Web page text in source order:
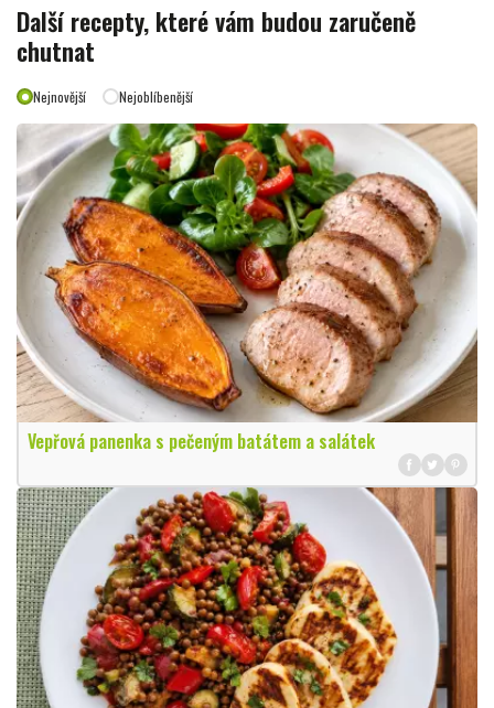
Další recepty, které vám budou zaručeně
chutnat
Nejnovější Nejoblíbenější
Vepřová panenka s pečeným batátem a salátek